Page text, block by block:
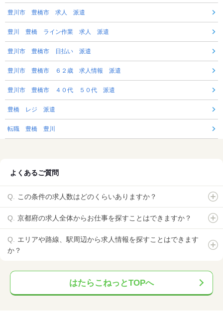
豊川市 豊橋市 求人 派遣
豊川 豊橋 ライン作業 求人 派遣
豊川市 豊橋市 日払い 派遣
豊川市 豊橋市 ６２歳 求人情報 派遣
豊川市 豊橋市 ４０代 ５０代 派遣
豊橋 レジ 派遣
転職 豊橋 豊川
よくあるご質問
この条件の求人数はどのくらいありますか？
京都府の求人全体からお仕事を探すことはできますか？
エリアや路線、駅周辺から求人情報を探すことはできます
か？
はたらこねっとTOPへ